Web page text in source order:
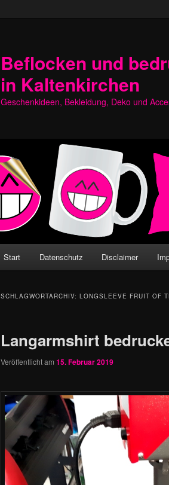
Beflocken und
in Kaltenkirchen
Geschenkideen, Bekleidung, Deko und
Start Datenschutz Disclaimer
SCHLAGWORTARCHIV: LONGSLEEVE FRUIT OF
Langarmshirt
Veröffentlicht am 15. Februar 2019